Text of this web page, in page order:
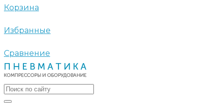
Корзина
Избранные
Сравнение